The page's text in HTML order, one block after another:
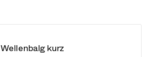
Wellenbalg kurz